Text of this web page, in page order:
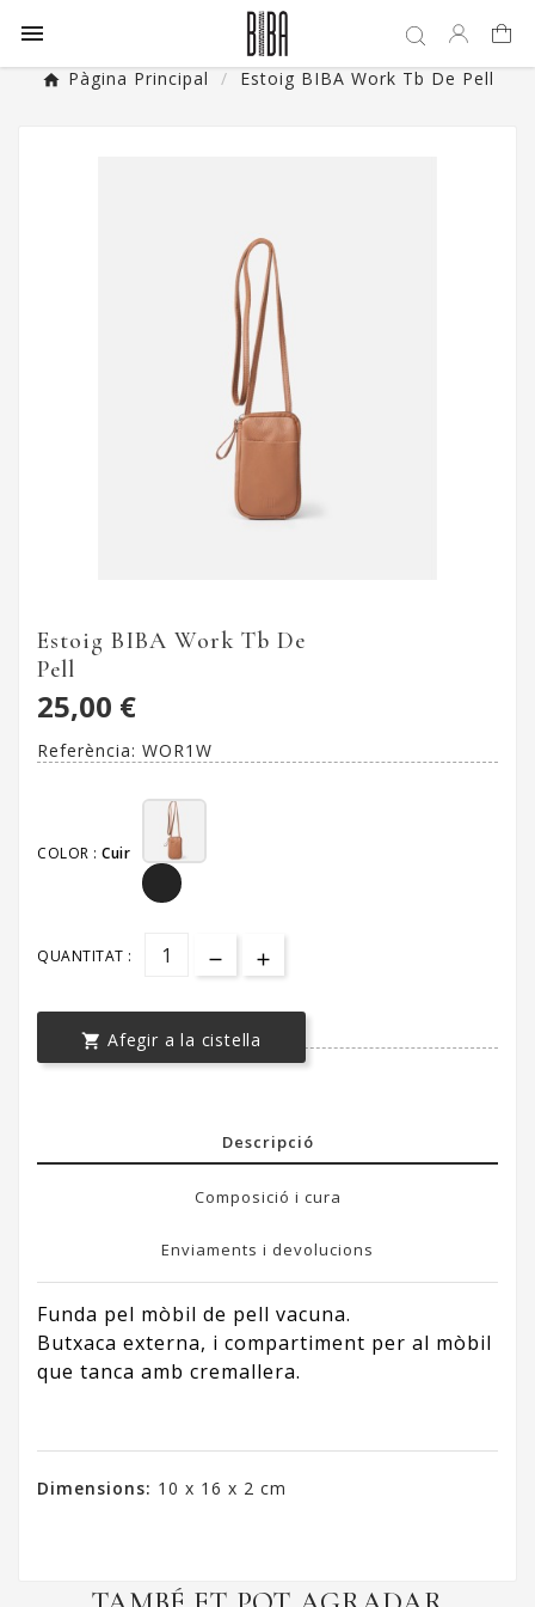

Pàgina Principal Estoig BIBA Work Tb De Pell
Estoig BIBA Work Tb De
Pell
25,00 €
Referència: WOR1W
COLOR : Cuir
QUANTITAT :
 Afegir a la cistella
Descripció
Composició i cura
Enviaments i devolucions
Funda pel mòbil de pell vacuna.
Butxaca externa, i compartiment per al mòbil
que tanca amb cremallera.
Dimensions: 10 x 16 x 2 cm